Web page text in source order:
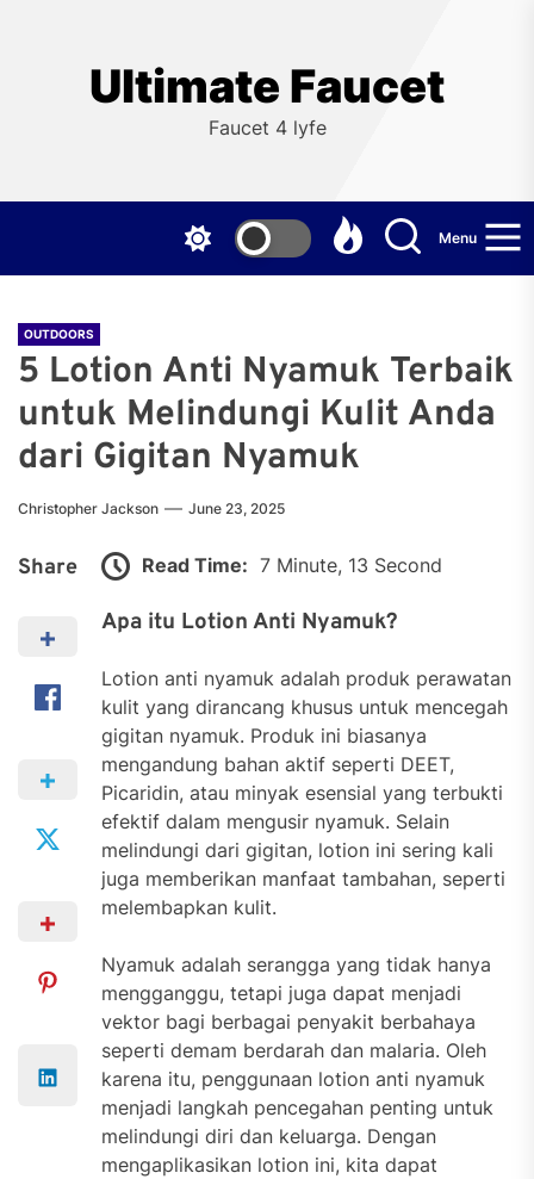
Ultimate Faucet
Faucet 4 lyfe
Menu
OUTDOORS
5 Lotion Anti Nyamuk Terbaik
untuk Melindungi Kulit Anda
dari Gigitan Nyamuk
Christopher Jackson June 23, 2025
Share Read Time: 7 Minute, 13 Second
Apa itu Lotion Anti Nyamuk?
Lotion anti nyamuk adalah produk perawatan
kulit yang dirancang khusus untuk mencegah
gigitan nyamuk. Produk ini biasanya
mengandung bahan aktif seperti DEET,
Picaridin, atau minyak esensial yang terbukti
efektif dalam mengusir nyamuk. Selain
melindungi dari gigitan, lotion ini sering kali
juga memberikan manfaat tambahan, seperti
melembapkan kulit.
Nyamuk adalah serangga yang tidak hanya
mengganggu, tetapi juga dapat menjadi
vektor bagi berbagai penyakit berbahaya
seperti demam berdarah dan malaria. Oleh
karena itu, penggunaan lotion anti nyamuk
menjadi langkah pencegahan penting untuk
melindungi diri dan keluarga. Dengan
mengaplikasikan lotion ini, kita dapat